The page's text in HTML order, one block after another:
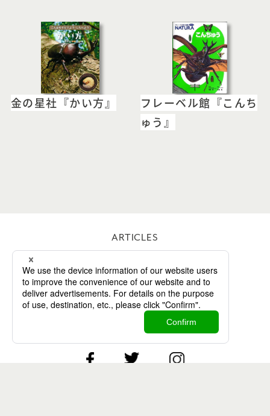
金の星社『かい方』
フレーベル館『こんち
ゅう』
ARTICLES
WORKS
ABOUT
CONTACT